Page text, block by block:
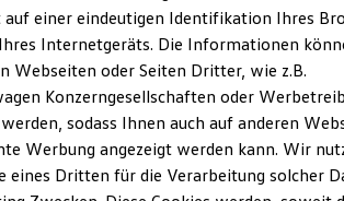
Kauf
Förderung
und Konnektivität
ID. Software 6
Software Versionen und Updates
Extras
zu Ihrem ID.
buchen
auf einer eindeutigen Identifikation Ihres
Internetgeräts. Die Informationen
Webseiten oder Seiten Dritter, wie z.B.
Konzerngesellschaften oder
sodass Ihnen auch auf anderen
Werbung angezeigt werden kann. Wir
eines Dritten für die Verarbeitung solcher